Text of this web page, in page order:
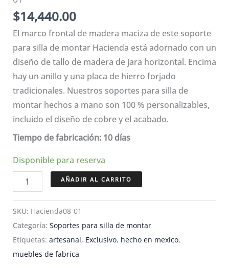
$14,440.00
El marco frontal de madera maciza de este soporte
para silla de montar Hacienda está adornado con un
diseño de tallo de madera de jara horizontal. Encima
hay un anillo y una placa de hierro forjado
tradicionales. Nuestros soportes para silla de
montar hechos a mano son 100 % personalizables,
incluido el diseño de cobre y el acabado.
Tiempo de fabricación: 10 días
Disponible para reserva
Elegante
soporte
de
madera
para
AÑADIR AL CARRITO
SKU: Hacienda08-01
Categoría: Soportes para silla de montar
Etiquetas: artesanal, Exclusivo, hecho en mexico,
muebles de fabrica